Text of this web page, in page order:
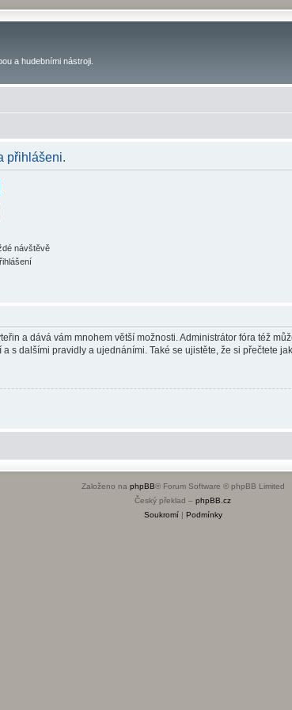
a hudebními nástroji.
přihlášeni.
návštěvě
a dává vám mnohem větší možnosti. Administrátor fóra též
s dalšími pravidly a ujednáními. Také se ujistěte, že si přečtete
Založeno na phpBB® Forum Software © phpBB Limited
Český překlad – phpBB.cz
Soukromí| Podmínky